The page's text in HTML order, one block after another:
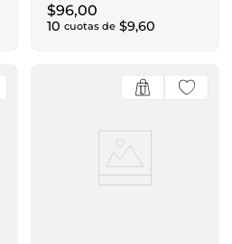
$96,00
10 cuotas de $9,60